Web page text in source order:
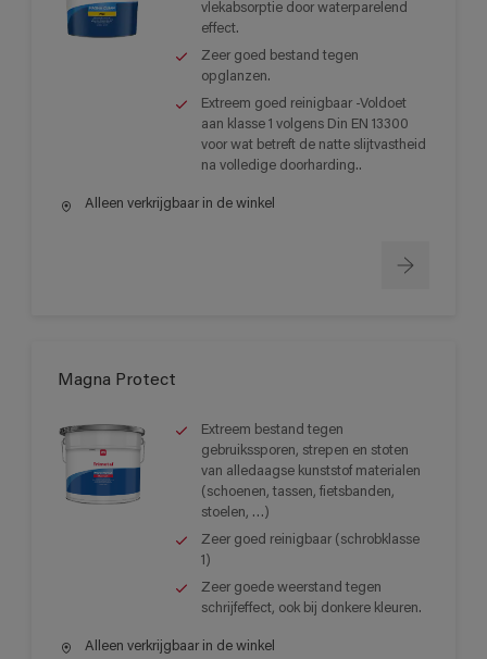
vlekabsorptie door waterparelend
effect.
Zeer goed bestand tegen
opglanzen.
Extreem goed reinigbaar -Voldoet
aan klasse 1 volgens Din EN 13300
voor wat betreft de natte slijtvastheid
na volledige doorharding..
Alleen verkrijgbaar in de winkel
Magna Protect
Extreem bestand tegen
gebruikssporen, strepen en stoten
van alledaagse kunststof materialen
(schoenen, tassen, fietsbanden,
stoelen, …)
Zeer goed reinigbaar (schrobklasse
1)
Zeer goede weerstand tegen
schrijfeffect, ook bij donkere kleuren.
Alleen verkrijgbaar in de winkel